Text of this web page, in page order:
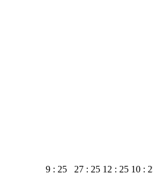
9 : 25 27 : 25 12 : 25 10 :